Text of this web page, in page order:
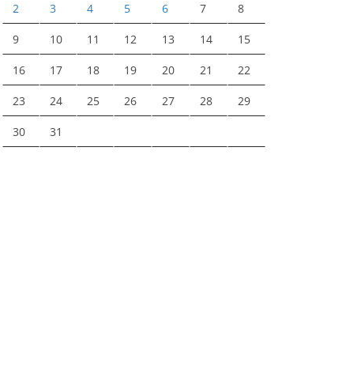
2 3 4 5 6 7 8
9 10 11 12 13 14 15
16 17 18 19 20 21 22
23 24 25 26 27 28 29
30 31